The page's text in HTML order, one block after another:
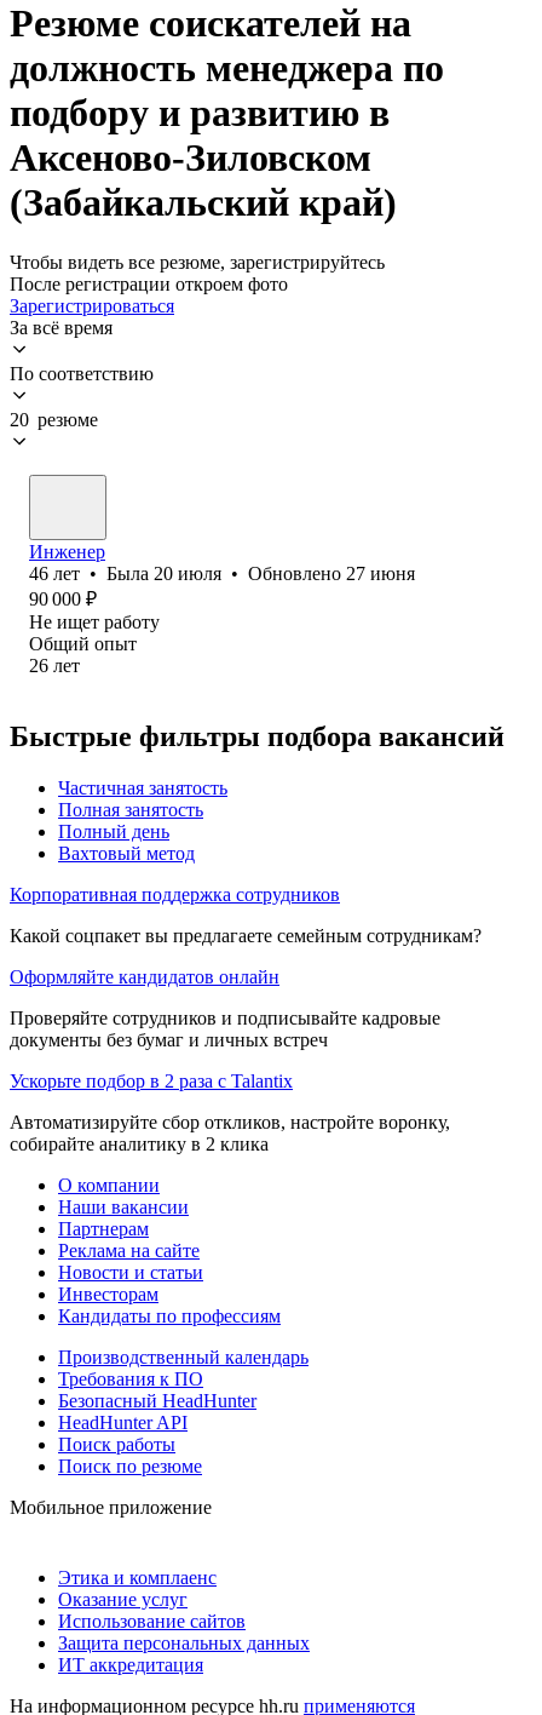
Резюме соискателей на
должность менеджера по
подбору и развитию в
Аксеново-Зиловском
(Забайкальский край)
Чтобы видеть все резюме, зарегистрируйтесь
После регистрации откроем фото
Зарегистрироваться
За всё время
По соответствию
20 резюме
Инженер
46 лет • Была 20 июля • Обновлено 27 июня
90 000 ₽
Не ищет работу
Общий опыт
26 лет
Быстрые фильтры подбора вакансий
Частичная занятость
Полная занятость
Полный день
Вахтовый метод
Корпоративная поддержка сотрудников
Какой соцпакет вы предлагаете семейным сотрудникам?
Оформляйте кандидатов онлайн
Проверяйте сотрудников и подписывайте кадровые
документы без бумаг и личных встреч
Ускорьте подбор в 2 раза с Talantix
Автоматизируйте сбор откликов, настройте воронку,
собирайте аналитику в 2 клика
О компании
Наши вакансии
Партнерам
Реклама на сайте
Новости и статьи
Инвесторам
Кандидаты по профессиям
Производственный календарь
Требования к ПО
Безопасный HeadHunter
HeadHunter API
Поиск работы
Поиск по резюме
Мобильное приложение
Этика и комплаенс
Оказание услуг
Использование сайтов
Защита персональных данных
ИТ аккредитация
На информационном ресурсе hh.ru применяются